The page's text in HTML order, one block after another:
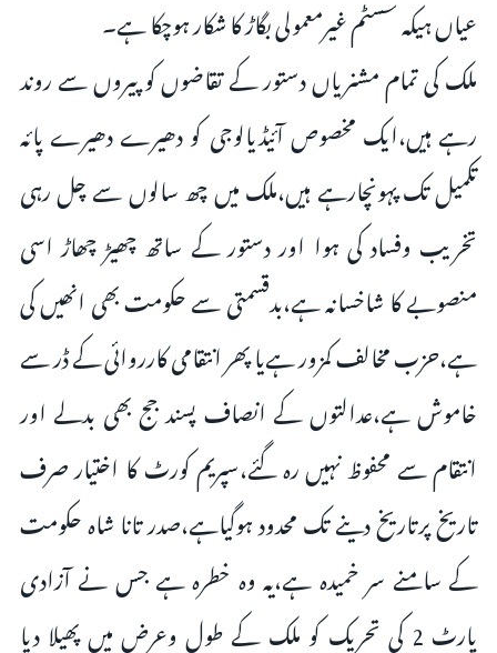
عیاں ہیکہ سسٹم غیرمعمولی بگاڑ کا شکار ہوچکا ہے۔
ملک کی تمام مشنریاں دستور کے تقاضوں کو پیروں سے روند
رہے ہیں،ایک مخصوص آئیڈیالوجی کو دھیرے دھیرے پائہ
تکمیل تک پہونچارہے ہیں،ملک میں چھ سالوں سے چل رہی
تخریب وفساد کی ہوا اور دستور کے ساتھ چھیڑ چھاڑ اسی
منصوبے کا شاخسانہ ہے،بدقسمتی سے حکومت بھی انھیں کی
ہے،حزب مخالف کمزور ہےیا پھر انتقامی کارروائی کے ڈر سے
خاموش ہے،عدالتوں کے انصاف پسند جج بھی بدلے اور
انتقام سے محفوظ نہیں رہ گئے،سپریم کورٹ کا اختیار صرف
تاریخ پرتاریخ دینے تک محدود ہوگیاہے،صدر تانا شاہ حکومت
کے سامنے سر خمیدہ ہے،یہ وہ خطرہ ہے جس نے آزادی
پارٹ 2 کی تحریک کو ملک کے طول وعرض میں پھیلا دیا